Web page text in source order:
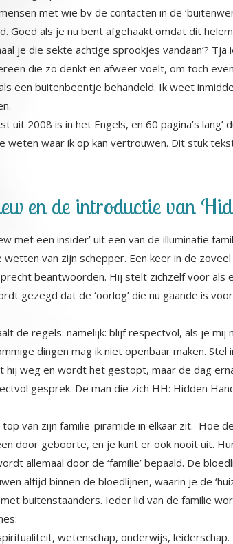
uit 2008 is in het Engels, en 60 pagina’s
weten waar ik op kan vertrouwen. Dit stuk
en de introductie van
met een insider’ uit een van de illuminatie
wetten van zijn schepper. Een keer in de
beantwoorden. Hij stelt zichzelf voor als
gezegd dat de ‘oorlog’ die nu gaande is
de regels: namelijk: blijf respectvol, als je
dingen mag ik niet openbaar maken.
hij weg en wordt het gestopt, maar de dag
gesprek. De man die zich HH: Hidden
van zijn familie-piramide in elkaar zit. Hoe
door geboorte, en je kunt er ook nooit uit.
allemaal door de ‘familie’ bepaald. De
altijd binnen de bloedlijnen, waarin je de
buitenstaanders. Ieder lid van de familie
wetenschap, onderwijs,